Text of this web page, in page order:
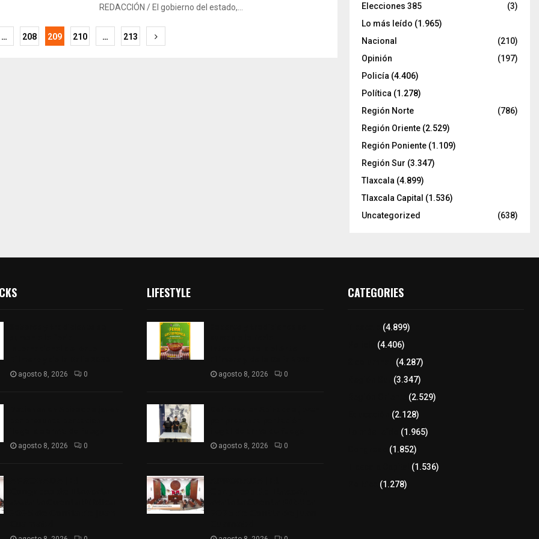
REDACCIÓN / El gobierno del estado,...
… 208 209 210 … 213
Elecciones 385
(3)
Lo más leído (1.965)
Nacional
(210)
Opinión
(197)
Policía (4.406)
Política (1.278)
Región Norte
(786)
Región Oriente (2.529)
Región Poniente (1.109)
Región Sur (3.347)
Tlaxcala (4.899)
Tlaxcala Capital (1.536)
Uncategorized
(638)
agosto 8, 2026 0
agosto 8, 2026 0
LIFESTYLE
agosto 8, 2026 0
agosto 8, 2026 0
CATEGORIES
(4.899)
(4.406)
(4.287)
(3.347)
(2.529)
(2.128)
(1.965)
(1.852)
(1.536)
(1.278)